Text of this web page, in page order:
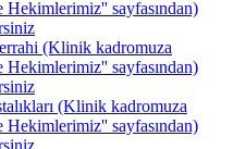
Hekimlerimiz'' sayfasından)
(Klinik kadromuza
Hekimlerimiz'' sayfasından)
(Klinik kadromuza
Hekimlerimiz'' sayfasından)